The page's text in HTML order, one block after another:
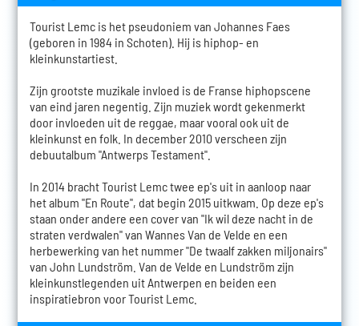
Tourist Lemc is het pseudoniem van Johannes Faes
(geboren in 1984 in Schoten). Hij is hiphop- en
kleinkunstartiest.
Zijn grootste muzikale invloed is de Franse hiphopscene
van eind jaren negentig. Zijn muziek wordt gekenmerkt
door invloeden uit de reggae, maar vooral ook uit de
kleinkunst en folk. In december 2010 verscheen zijn
debuutalbum "Antwerps Testament".
In 2014 bracht Tourist Lemc twee ep's uit in aanloop naar
het album "En Route", dat begin 2015 uitkwam. Op deze ep's
staan onder andere een cover van "Ik wil deze nacht in de
straten verdwalen" van Wannes Van de Velde en een
herbewerking van het nummer "De twaalf zakken miljonairs"
van John Lundström. Van de Velde en Lundström zijn
kleinkunstlegenden uit Antwerpen en beiden een
inspiratiebron voor Tourist Lemc.